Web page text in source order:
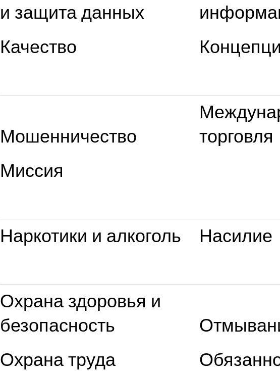
и защита данных
Качество
Мошенничество
торговля
Миссия
Наркотики и алкоголь Насилие
Охрана здоровья и
безопасность
Охрана труда